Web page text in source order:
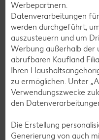
Die Spenden aus
DLRG
Shops
Werbepartnern.
Datenverarbeitungen
werden durchgeführt,
auszusteuern und um
Werbung außerhalb der
abrufbaren Kaufland
Ihren
zu ermöglichen. Unter
Verwendungszwecke
den
Die Erstellung
Generierung von auch